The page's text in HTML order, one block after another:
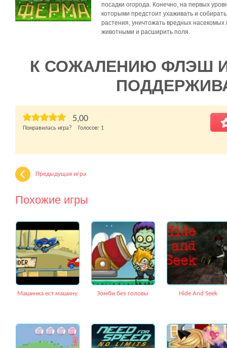
посадки огорода. Конечно, на первых
которыми предстоит ухаживать и
растения, уничтожать вредных
животными и расширить поля.
К СОЖАЛЕНИЮ ФЛЭШ
5,00
Понравилась игра? Голосов: 1
Предыдущая игра
Похожие игры
Машинка ест машину Зомби без головы Hide And Seek